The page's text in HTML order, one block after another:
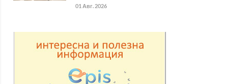
01 Авг. 2026